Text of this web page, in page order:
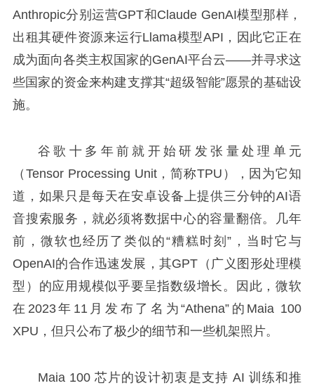
Anthropic分别运营GPT和Claude GenAI模型那样，
出租其硬件资源来运行Llama模型API，因此它正在
成为面向各类主权国家的GenAI平台云——并寻求这
些国家的资金来构建支撑其“超级智能”愿景的基础设
施。
谷歌十多年前就开始研发张量处理单元
（Tensor Processing Unit，简称TPU），因为它知
道，如果只是每天在安卓设备上提供三分钟的AI语
音搜索服务，就必须将数据中心的容量翻倍。几年
前，微软也经历了类似的“糟糕时刻”，当时它与
OpenAI的合作迅速发展，其GPT（广义图形处理模
型）的应用规模似乎要呈指数级增长。因此，微软
在2023年11月发布了名为“Athena”的Maia 100
XPU，但只公布了极少的细节和一些机架照片。
Maia 100 芯片的设计初衷是支持 AI 训练和推